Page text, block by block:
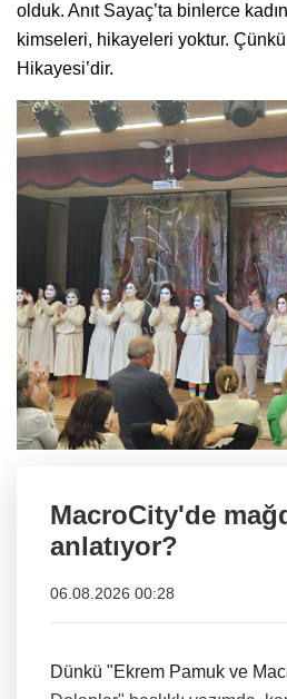
olduk. Anıt Sayaç’ta binlerce
kimseleri, hikayeleri yoktur.
Hikayesi’dir.
MacroCity'de
anlatıyor?
06.08.2026 00:28
Dünkü "Ekrem Pamuk ve